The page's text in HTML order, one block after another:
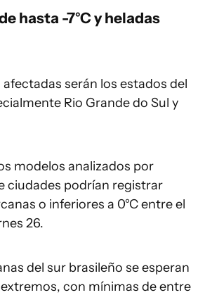
hasta -7°C y heladas
serán los estados del
Rio Grande do Sul y
modelos analizados por
ciudades podrían registrar
o inferiores a 0°C entre el
26.
del sur brasileño se esperan
con mínimas de entre